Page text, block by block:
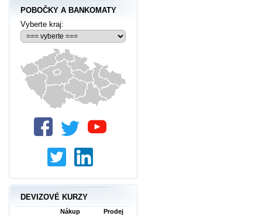
POBOČKY A BANKOMATY
Vyberte kraj:
DEVIZOVÉ KURZY
Nákup
Prodej